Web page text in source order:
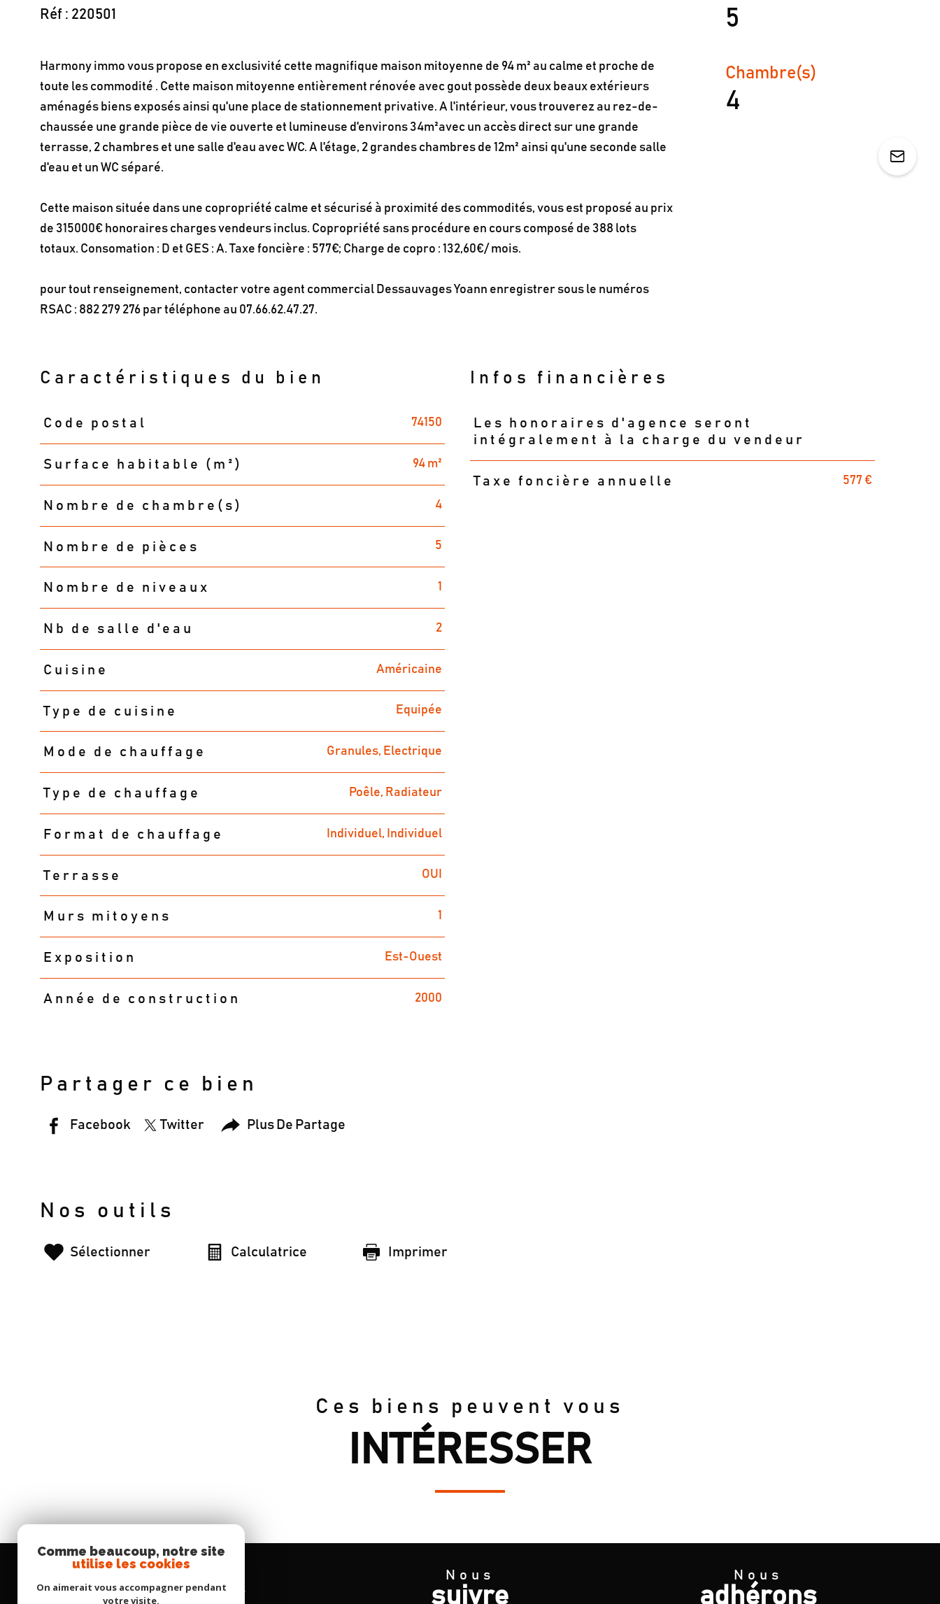
Réf : 220501
Harmony immo vous propose en exclusivité cette magnifique maison mitoyenne de 94 m² au calme et proche de
toute les commodité . Cette maison mitoyenne entièrement rénovée avec gout possède deux beaux extérieurs
aménagés biens exposés ainsi qu'une place de stationnement privative. A l'intérieur, vous trouverez au rez-de-
chaussée une grande pièce de vie ouverte et lumineuse d'environs 34m²avec un accès direct sur une grande
terrasse, 2 chambres et une salle d'eau avec WC. A l'étage, 2 grandes chambres de 12m² ainsi qu'une seconde salle
d'eau et un WC séparé.
Cette maison située dans une copropriété calme et sécurisé à proximité des commodités, vous est proposé au prix
de 315000€ honoraires charges vendeurs inclus. Copropriété sans procédure en cours composé de 388 lots
totaux. Consomation : D et GES : A. Taxe foncière : 577€; Charge de copro : 132,60€/ mois.
pour tout renseignement, contacter votre agent commercial Dessauvages Yoann enregistrer sous le numéros
RSAC : 882 279 276 par téléphone au 07.66.62.47.27.
5
Chambre(s)
4
Caractéristiques du bien
Caractéristiques Valeurs
Code postal 74150
Surface habitable (m²) 94 m²
Nombre de chambre(s) 4
Nombre de pièces 5
Nombre de niveaux 1
Nb de salle d'eau 2
Cuisine Américaine
Type de cuisine Equipée
Mode de chauffage Granules, Electrique
Type de chauffage Poêle, Radiateur
Format de chauffage Individuel, Individuel
Terrasse OUI
Murs mitoyens 1
Exposition Est-Ouest
Année de construction 2000
Infos financières
Caractéristiques Valeurs
Les honoraires d'agence seront
intégralement à la charge du vendeur
Taxe foncière annuelle 577 €
Partager ce bien
Facebook Twitter Plus De Partage
Nos outils
Sélectionner Calculatrice Imprimer
Ces biens peuvent vous
INTÉRESSER
connecter
Nous
suivre
Nous
adhérons
Comme beaucoup, notre site
utilise les cookies
On aimerait vous accompagner pendant
votre visite.